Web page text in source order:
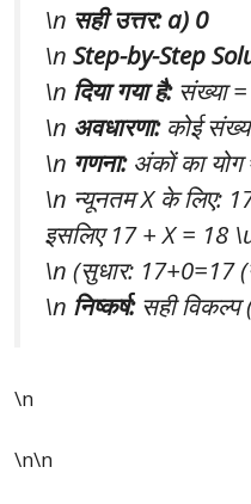
\n सही उत्तर: a) 0
\n Step-by-Step
\n दिया गया है:संख्या =
\n अवधारणा:कोई
\n गणना:अंकों का योग
\n न्यूनतम X के लिए:
इसलिए 17 + X = 18
\n (सुधार: 17+0=17
\n निष्कर्ष:सही
\n
\n\n